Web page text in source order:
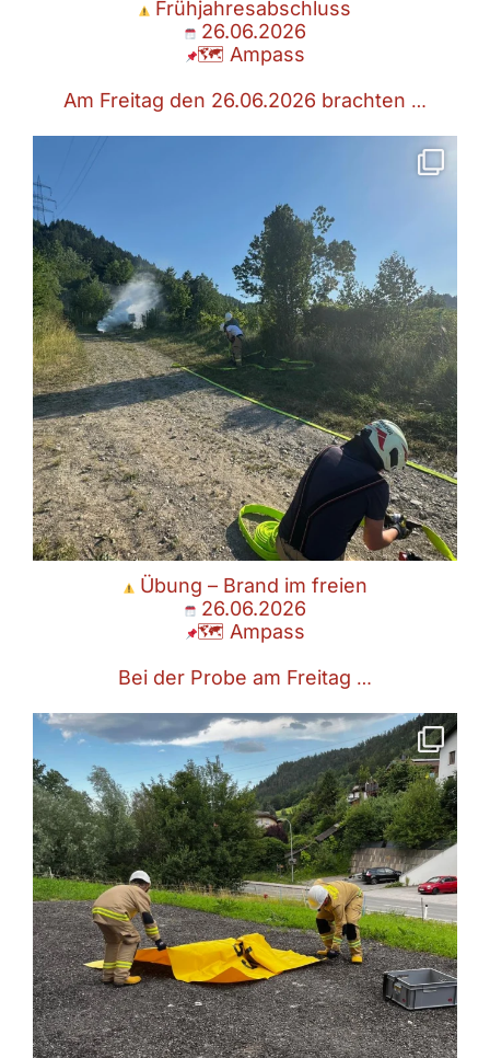
Frühjahresabschluss
26.06.2026
🗺 Ampass
Am Freitag den 26.06.2026 brachten …
Bei der Probe am Freitag...
Juni 28
Übung – Brand im freien
26.06.2026
🗺 Ampass
Bei der Probe am Freitag …
Übung – eingeklemmte Person
19.06.2026
🗺 Ampass
Am Freitag stand wieder...
Juni 20